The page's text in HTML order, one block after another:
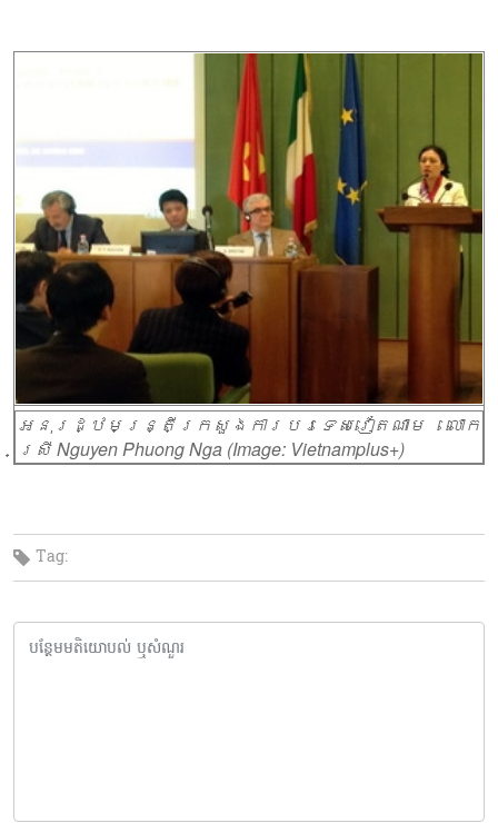
អនុរដ្ឋមន្ត្រីក្រសួងការបរទេសវៀតណាម លោក
ស្រី Nguyen Phuong Nga (Image: Vietnamplus+)
Tag: